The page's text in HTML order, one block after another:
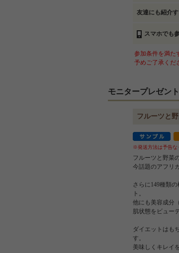
友達にも紹介
スマホでも
参加条件を満た
予めご了承くだ
モニタープレゼン
フルーツと
※発送方法は予告な
フルーツと野菜
今話題のアフリ
さらに149種類
ト。
他にも美容成分
肌状態をビュー
ダイエットはも
す。
美味しくキレイ